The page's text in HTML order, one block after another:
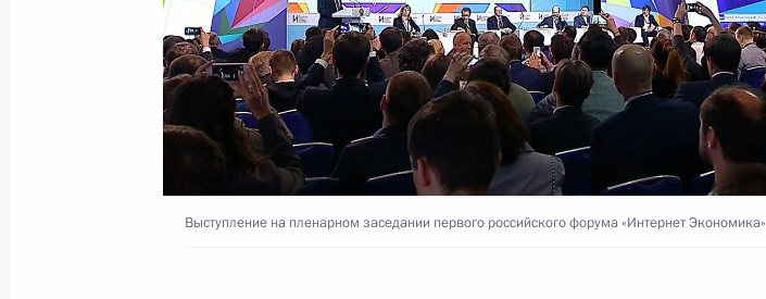
В Налоговый кодекс внесены изменения, направленные
на совершенствование налогового администрирования
2 мая 2016 года, 12:45
Выступление на пленарном заседании первого российского форума «Интернет Экономика»